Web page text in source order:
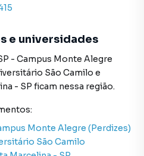
vender ou alugar seu
locamos diversos imóveis em
focada em produzir
São Paulo, o que aumenta
interessados e tendo como
de vender ou alugar seu
treinados e uma central de
atender proprietários e
e universidades
- Campus Monte Alegre
São Camilo e
- SP ficam nessa região.
:
Monte Alegre (Perdizes)
São Camilo